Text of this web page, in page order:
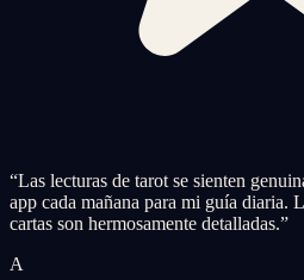
“Las lecturas de tarot se sienten
app cada mañana para mi guía diaria.
cartas son hermosamente detalladas.”
A